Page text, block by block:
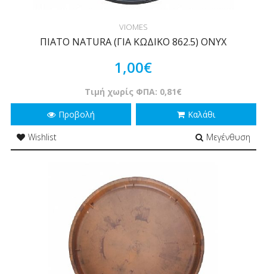
VIOMES
ΠΙΑΤΟ NATURA (ΓΙΑ ΚΩΔΙΚΟ 862.5) ONYX
1,00€
Τιμή χωρίς ΦΠΑ: 0,81€
Προβολή
Καλάθι
Wishlist
Μεγένθυση